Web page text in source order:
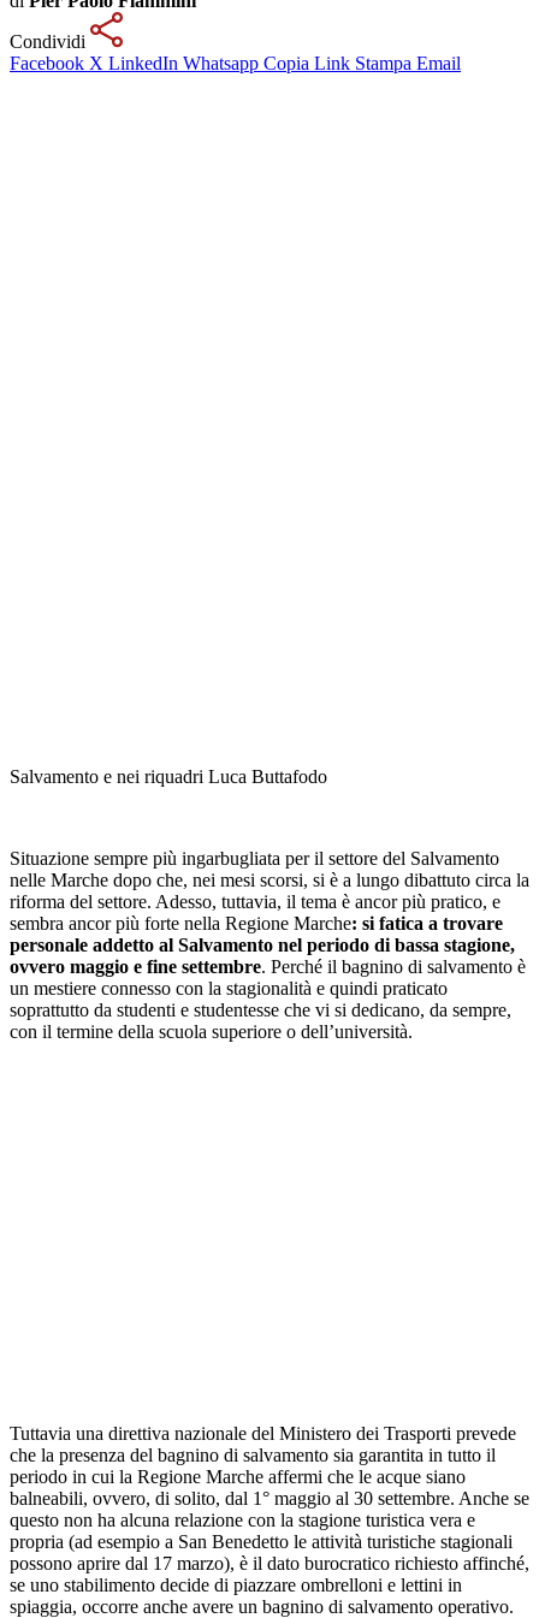
Condividi
Facebook X LinkedIn Whatsapp Copia Link Stampa Email
Salvamento e nei riquadri Luca Buttafodo
Situazione sempre più ingarbugliata per il settore del Salvamento
nelle Marche dopo che, nei mesi scorsi, si è a lungo dibattuto circa la
riforma del settore. Adesso, tuttavia, il tema è ancor più pratico, e
sembra ancor più forte nella Regione Marche: si fatica a trovare
personale addetto al Salvamento nel periodo di bassa stagione,
ovvero maggio e fine settembre. Perché il bagnino di salvamento è
un mestiere connesso con la stagionalità e quindi praticato
soprattutto da studenti e studentesse che vi si dedicano, da sempre,
con il termine della scuola superiore o dell’università.
Tuttavia una direttiva nazionale del Ministero dei Trasporti prevede
che la presenza del bagnino di salvamento sia garantita in tutto il
periodo in cui la Regione Marche affermi che le acque siano
balneabili, ovvero, di solito, dal 1° maggio al 30 settembre. Anche se
questo non ha alcuna relazione con la stagione turistica vera e
propria (ad esempio a San Benedetto le attività turistiche stagionali
possono aprire dal 17 marzo), è il dato burocratico richiesto affinché,
se uno stabilimento decide di piazzare ombrelloni e lettini in
spiaggia, occorre anche avere un bagnino di salvamento operativo.